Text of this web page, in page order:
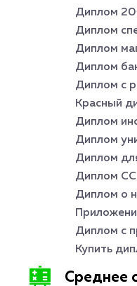
Диплом
Диплом
Диплом
Диплом
Диплом с
Красный
Диплом
Диплом
Диплом
Диплом
Диплом о
Диплом с
Купить
Среднее